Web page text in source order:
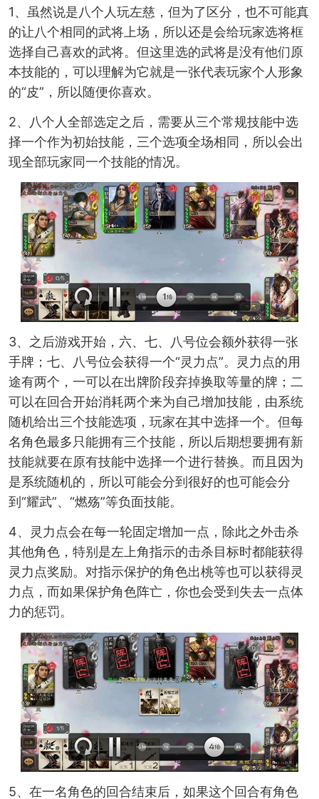
1、虽然说是八个人玩左慈，但为了区分，也不可能真
的让八个相同的武将上场，所以还是会给玩家选将框
选择自己喜欢的武将。但这里选的武将是没有他们原
本技能的，可以理解为它就是一张代表玩家个人形象
的“皮”，所以随便你喜欢。
2、八个人全部选定之后，需要从三个常规技能中选
择一个作为初始技能，三个选项全场相同，所以会出
现全部玩家同一个技能的情况。
3、之后游戏开始，六、七、八号位会额外获得一张
手牌；七、八号位会获得一个“灵力点”。灵力点的用
途有两个，一可以在出牌阶段弃掉换取等量的牌；二
可以在回合开始消耗两个来为自己增加技能，由系统
随机给出三个技能选项，玩家在其中选择一个。但每
名角色最多只能拥有三个技能，所以后期想要拥有新
技能就要在原有技能中选择一个进行替换。而且因为
是系统随机的，所以可能会分到很好的也可能会分
到“耀武”、“燃殇”等负面技能。
4、灵力点会在每一轮固定增加一点，除此之外击杀
其他角色，特别是左上角指示的击杀目标时都能获得
灵力点奖励。对指示保护的角色出桃等也可以获得灵
力点，而如果保护角色阵亡，你也会受到失去一点体
力的惩罚。
5、在一名角色的回合结束后，如果这个回合有角色